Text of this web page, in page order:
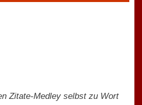
Zitate-Medley selbst zu Wort